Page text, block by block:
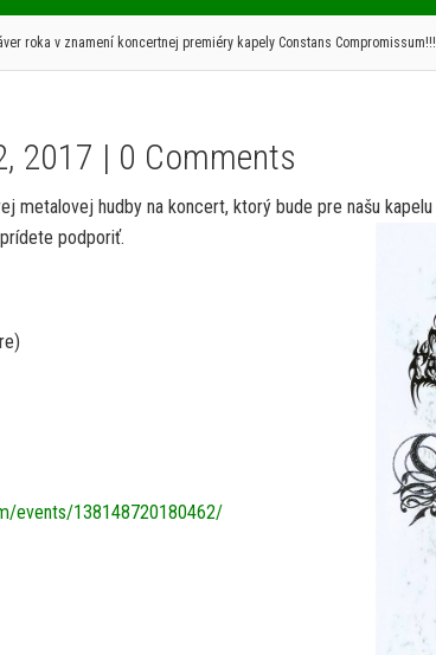
roka v znamení koncertnej premiéry kapely Constans Compromissum!!!
2017 | 0 Comments
metalovej hudby na koncert, ktorý bude pre našu kapelu
podporiť.
events/138148720180462/